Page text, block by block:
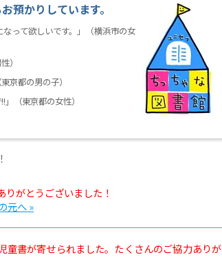
預かりしています。
なって欲しいです。」（横浜市の女
）
京都の男の子）
」（東京都の女性）
がとうございました！
元へ »
童書が寄せられました。たくさんのご協力ありが